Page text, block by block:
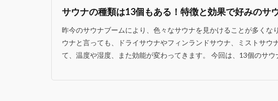
サウナの種類は13個もある！特徴と効果で好みのサ
昨今のサウナブームにより、色々なサウナを見かけることが多くな
ウナと言っても、ドライサウナやフィンランドサウナ、ミストサウ
て、温度や湿度、また効能が変わってきます。 今回は、13個のサウ